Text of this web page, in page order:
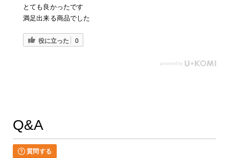
とても良かったです
満足出来る商品でした
役に立った 0
Q&A
質問する